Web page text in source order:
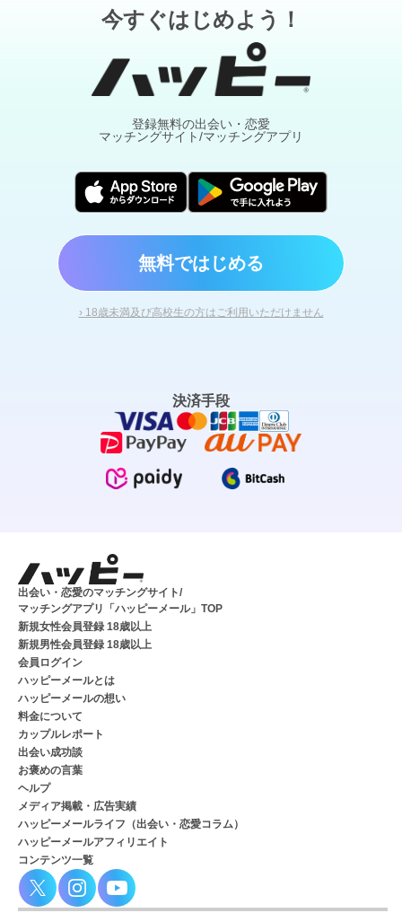
今すぐはじめよう！
登録無料の出会い・恋愛
マッチングサイト/マッチングアプリ
無料ではじめる
› 18歳未満及び高校生の方はご利用いただけません
決済手段
出会い・恋愛のマッチングサイト/
マッチングアプリ「ハッピーメール」TOP
新規女性会員登録 18歳以上
新規男性会員登録 18歳以上
会員ログイン
ハッピーメールとは
ハッピーメールの想い
料金について
カップルレポート
出会い成功談
お褒めの言葉
ヘルプ
メディア掲載・広告実績
ハッピーメールライフ（出会い・恋愛コラム）
ハッピーメールアフィリエイト
コンテンツ一覧